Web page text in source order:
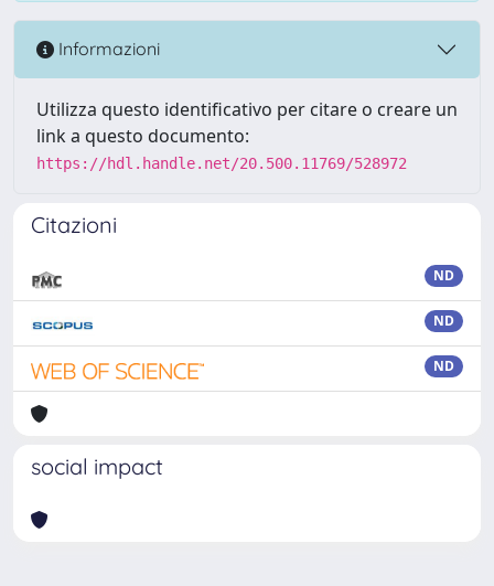
Informazioni
Utilizza questo identificativo per citare o creare un
link a questo documento:
https://hdl.handle.net/20.500.11769/528972
Citazioni
ND
ND
ND
social impact